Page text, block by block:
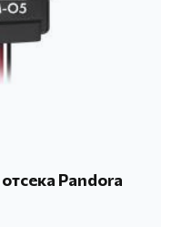
Pandora